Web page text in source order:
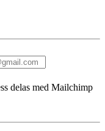
delas med Mailchimp